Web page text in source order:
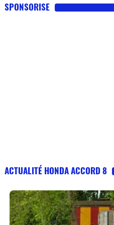
SPONSORISE
ACTUALITÉ HONDA ACCORD 8